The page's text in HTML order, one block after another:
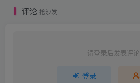
评论 抢沙发
请登录后发表评论
登录